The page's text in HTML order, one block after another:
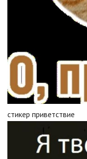
стикер приветствие